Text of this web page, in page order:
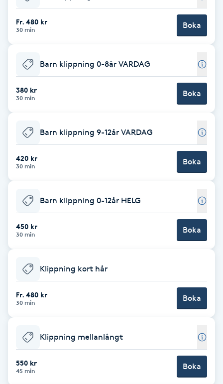
Babylights
Balayage
Barber
Barnklippning
BIAB
Blowout
Bottenfärg
Brynfärgning
Brynplockning
Celluliter
Fr. 480 kr
30 min Boka
Barn klippning 0-8år VARDAG
380 kr
30 min Boka
Barn klippning 9-12år VARDAG
420 kr
30 min Boka
Barn klippning 0-12år HELG
450 kr
30 min Boka
Klippning kort hår
Fr. 480 kr
30 min Boka
Klippning mellanlångt
550 kr
45 min Boka